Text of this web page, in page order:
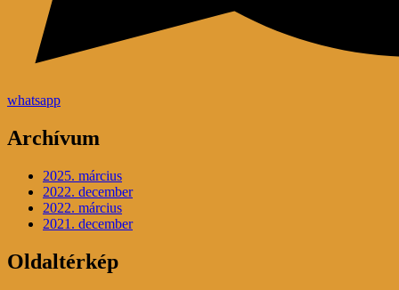
whatsapp
Archívum
2025. március
2022. december
2022. március
2021. december
Oldaltérkép